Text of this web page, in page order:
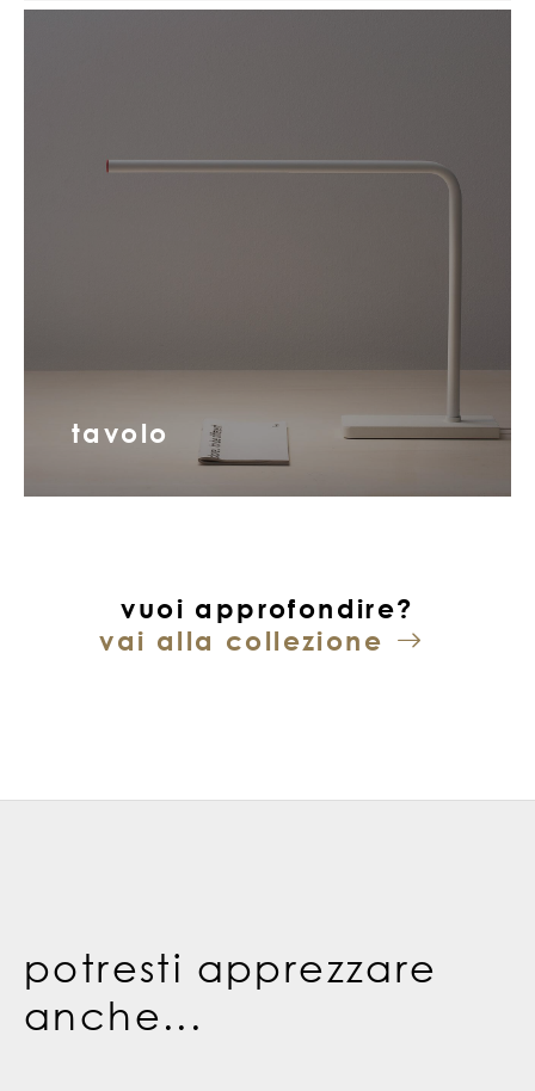
tavolo
vuoi approfondire?
vai alla collezione
potresti apprezzare
anche...